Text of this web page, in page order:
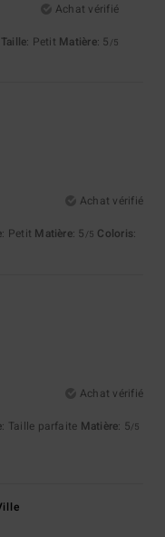
Achat vérifié
Taille: Petit Matière: 5 /5
Achat vérifié
: Petit Matière: 5 /5 Coloris:
Achat vérifié
: Taille parfaite Matière: 5/5